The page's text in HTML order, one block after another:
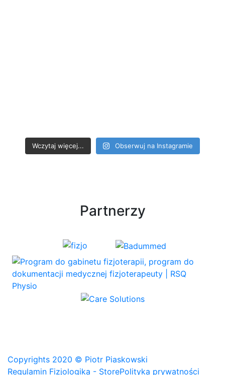
Wczytaj więcej... Obserwuj na Instagramie
Partnerzy
Copyrights 2020 © Piotr Piaskowski
Regulamin Fizjologika - StorePolityka prywatności